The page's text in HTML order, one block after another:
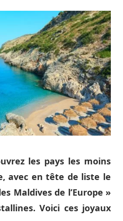
les pays les moins
avec en tête de liste le
Maldives de l’Europe »
Voici ces joyaux